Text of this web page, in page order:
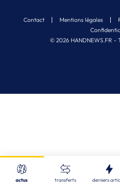
Recherche
© 2026 HANDNEWS.FR -
Contact Mentions légales
actus transferts derniers
Nos
EDF (M) U18 - 1/4 | 06/08/2026